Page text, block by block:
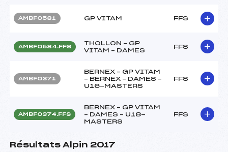
AMBF0581 GP VITAM FFS
AMBF0584.FFS
THOLLON – GP
VITAM – DAMES
FFS
AMBF0371
BERNEX – GP VITAM
– BERNEX – DAMES –
U16-MASTERS
FFS
AMBF0374.FFS
BERNEX – GP VITAM
– DAMES – U18-
MASTERS
FFS
Résultats Alpin 2017